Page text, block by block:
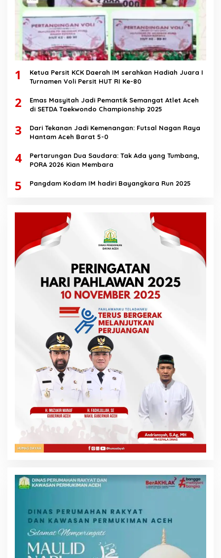
1
Ketua Persit KCK Daerah IM serahkan Hadiah Juara I
Turnamen Voli Persit HUT RI Ke-80
2
Emas Masyitah Jadi Pemantik Semangat Atlet Aceh
di SETDA Taekwondo Championship 2025
3
Dari Tekanan Jadi Kemenangan: Futsal Nagan Raya
Hantam Aceh Barat 5-0
4
Pertarungan Dua Saudara: Tak Ada yang Tumbang,
PORA 2026 Kian Membara
5 Pangdam Kodam IM hadiri Bayangkara Run 2025